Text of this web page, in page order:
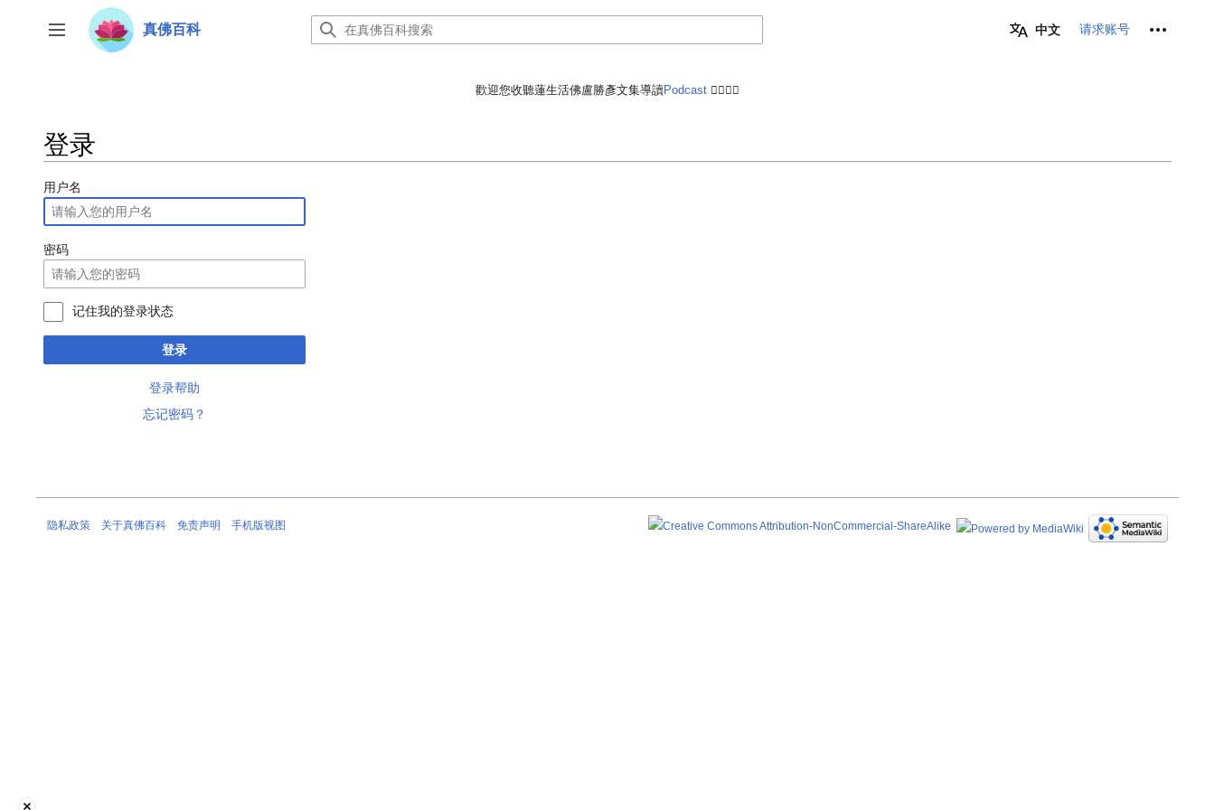
转
开关侧边栏
真佛百科 中文 请求账号 个人工具
歡迎您收聽蓮生活佛盧勝彥文集導讀Podcast 🙋‍♂️🙋‍♀️
登录
用户名
密码
记住我的登录状态
登录
登录帮助
忘记密码？
隐私政策 关于真佛百科 免责声明 手机版视图